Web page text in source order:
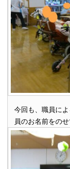
今回も、職員に
員のお名前をの